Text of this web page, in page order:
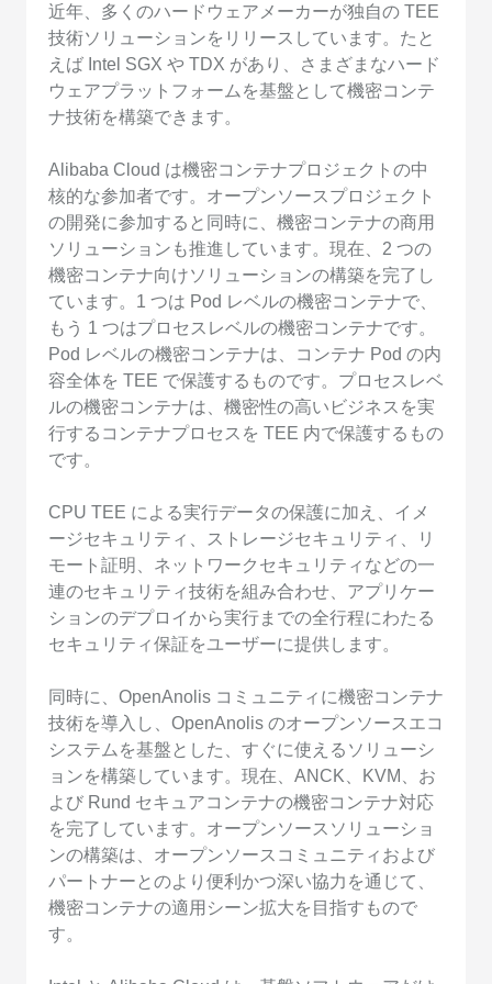
近年、多くのハードウェアメーカーが独自の TEE
技術ソリューションをリリースしています。たと
えば Intel SGX や TDX があり、さまざまなハード
ウェアプラットフォームを基盤として機密コンテ
ナ技術を構築できます。
Alibaba Cloud は機密コンテナプロジェクトの中
核的な参加者です。オープンソースプロジェクト
の開発に参加すると同時に、機密コンテナの商用
ソリューションも推進しています。現在、2 つの
機密コンテナ向けソリューションの構築を完了し
ています。1 つは Pod レベルの機密コンテナで、
もう 1 つはプロセスレベルの機密コンテナです。
Pod レベルの機密コンテナは、コンテナ Pod の内
容全体を TEE で保護するものです。プロセスレベ
ルの機密コンテナは、機密性の高いビジネスを実
行するコンテナプロセスを TEE 内で保護するもの
です。
CPU TEE による実行データの保護に加え、イメ
ージセキュリティ、ストレージセキュリティ、リ
モート証明、ネットワークセキュリティなどの一
連のセキュリティ技術を組み合わせ、アプリケー
ションのデプロイから実行までの全行程にわたる
セキュリティ保証をユーザーに提供します。
同時に、OpenAnolis コミュニティに機密コンテナ
技術を導入し、OpenAnolis のオープンソースエコ
システムを基盤とした、すぐに使えるソリューシ
ョンを構築しています。現在、ANCK、KVM、お
よび Rund セキュアコンテナの機密コンテナ対応
を完了しています。オープンソースソリューショ
ンの構築は、オープンソースコミュニティおよび
パートナーとのより便利かつ深い協力を通じて、
機密コンテナの適用シーン拡大を目指すもので
す。